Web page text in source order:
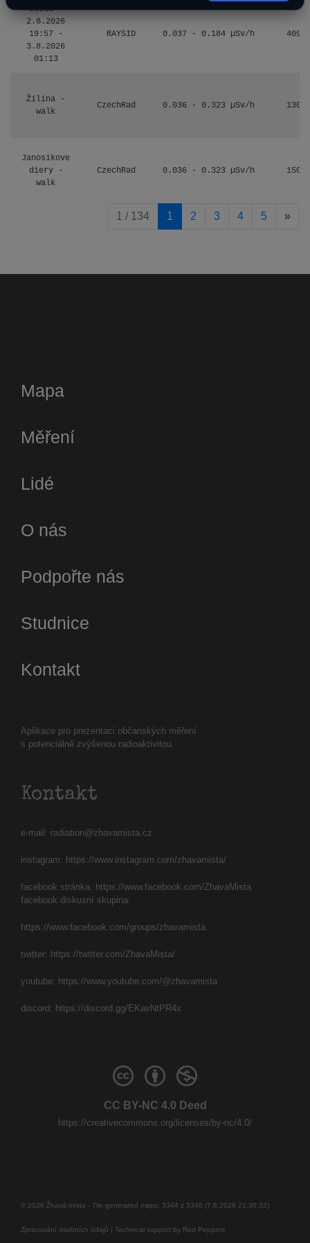
Cesta -
2.8.2026
19:57 -
3.8.2026
01:13
RAYSID 0.037 - 0.184 µSv/h 4097
Žilina -
walk
CzechRad 0.036 - 0.323 µSv/h 1303
Janosikove
diery -
walk
CzechRad 0.036 - 0.323 µSv/h 1507
1 / 134 1 2 3 4 5 »
Aplikace pro prezentaci občanských měření
s potenciálně zvýšenou radioaktivitou.
Kontakt
e-mail: radiation@zhavamista.cz
instagram: https://www.instagram.com/zhavamista/
facebook stránka: https://www.facebook.com/ZhavaMista
facebook diskusní skupina:
https://www.facebook.com/groups/zhavamista
twitter: https://twitter.com/ZhavaMista/
youtube: https://www.youtube.com/@zhavamista
discord: https://discord.gg/EKavNtPR4x
Mapa
Měření
Lidé
O nás
Podpořte nás
Studnice
Kontakt
CC BY-NC 4.0 Deed
https://creativecommons.org/licenses/by-nc/4.0/
© 2026 Žhavá místa - Tile generated maps: 3344 z 3346 (7.8.2026 21:30:32)
Zpracování osobních údajů | Technical support by Red Peppers